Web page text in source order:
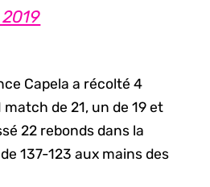
Capela a récolté 4
match de 21, un de 19 et
22 rebonds dans la
137-123 aux mains des